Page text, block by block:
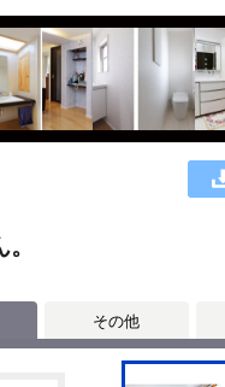
その他